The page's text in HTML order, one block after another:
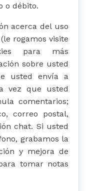
o débito.
acerca del uso
rogamos visite
para más
sobre usted
usted envía a
vez que usted
comentarios;
correo postal,
chat. Si usted
grabamos la
y mejora de
tomar notas